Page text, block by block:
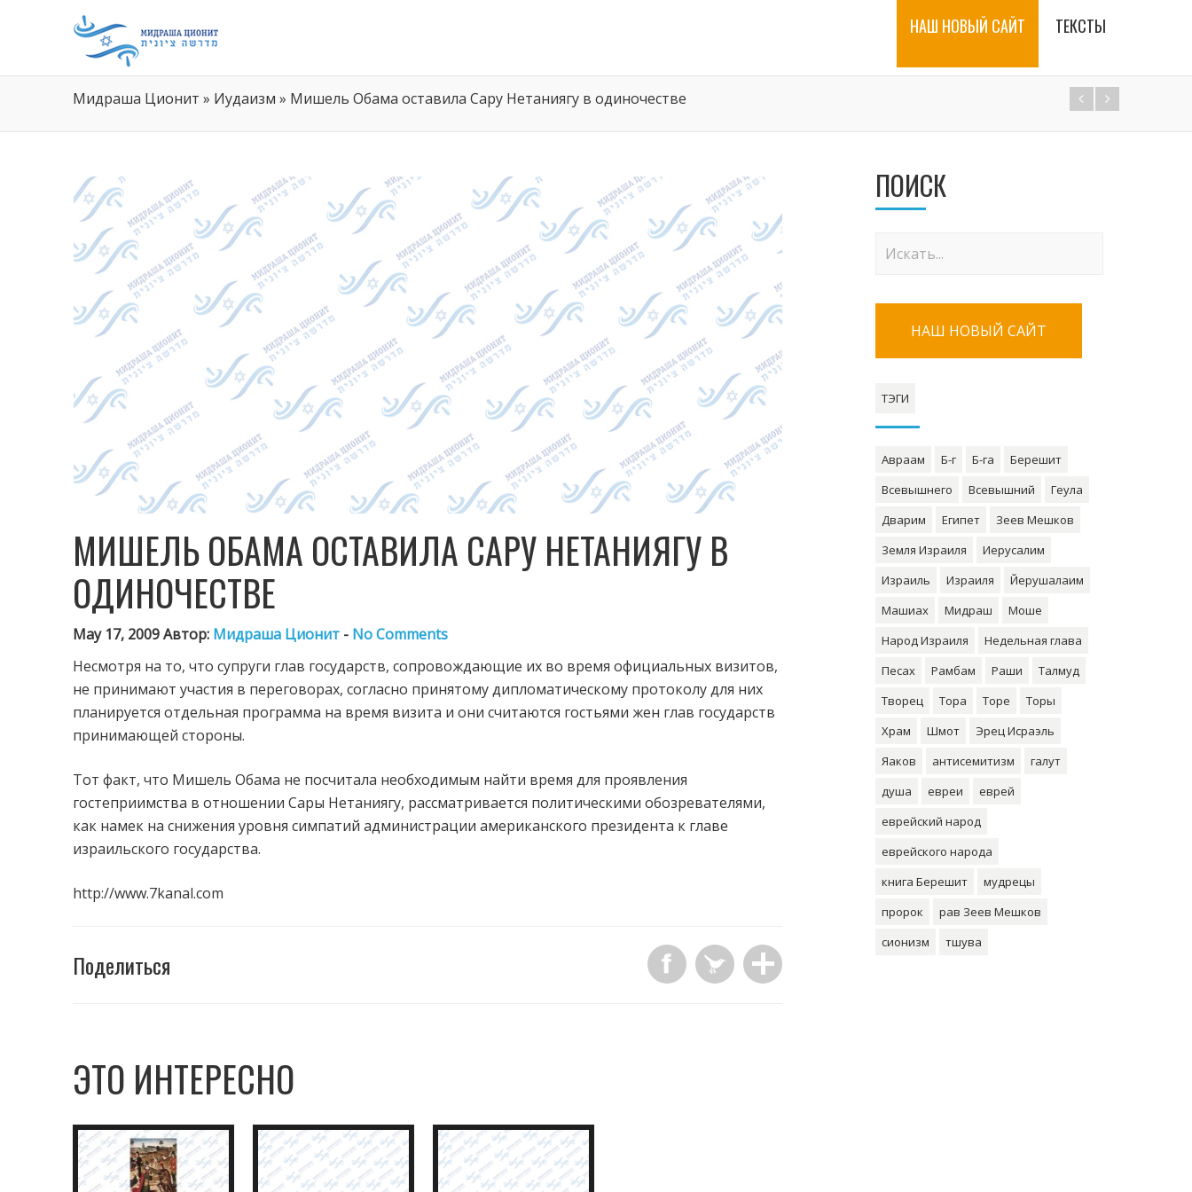
НАШ НОВЫЙ САЙТ ТЕКСТЫ
Мидраша Ционит » Иудаизм » Мишель Обама оставила Сару Нетаниягу в одиночестве
МИШЕЛЬ ОБАМА ОСТАВИЛА САРУ НЕТАНИЯГУ В
ОДИНОЧЕСТВЕ
May 17, 2009 Автор: Мидраша Ционит - No Comments
Несмотря на то, что супруги глав государств, сопровождающие их во время официальных визитов,
не принимают участия в переговорах, согласно принятому дипломатическому протоколу для них
планируется отдельная программа на время визита и они считаются гостьями жен глав государств
принимающей стороны.
Тот факт, что Мишель Обама не посчитала необходимым найти время для проявления
гостеприимства в отношении Сары Нетаниягу, рассматривается политическими обозревателями,
как намек на снижения уровня симпатий администрации американского президента к главе
израильского государства.
http://www.7kanal.com
Поделиться
ЭТО ИНТЕРЕСНО
ПОИСК
НАШ НОВЫЙ САЙТ
ТЭГИ
Авраам Б-г Б-га
Берешит
Всевышнего
Всевышний
Геула
Дварим
Египет
Зеев Мешков
Земля Израиля
Иерусалим
Израиль
Израиля
Йерушалаим
Машиах
Мидраш
Моше
Народ Израиля
Недельная глава
Песах
Рамбам Раши
Талмуд
Творец
Тора Торе
Торы
Храм
Шмот
Эрец Исраэль
Яаков
антисемитизм
галут
душа
евреи
еврей
еврейский народ
еврейского народа
книга Берешит
мудрецы
пророк
рав Зеев Мешков
сионизм
тшува